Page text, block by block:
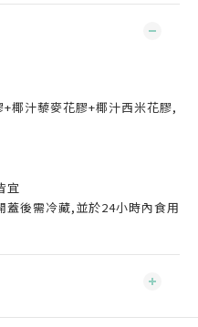
椰汁藜麥花膠+椰汁西米花膠,
宜
後需冷藏,並於24小時內食用